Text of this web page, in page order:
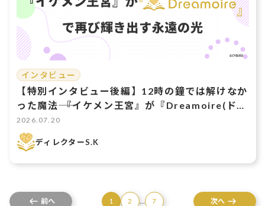
インタビュー
【特別インタビュー後編】12時の鐘では解けなか
った魔法―― 『イケメン王宮』が『Dreamoire(ドリ
モワ)』で再び輝き出す永遠の光
2026.07.20
ディレクターS.K
前へ 1 2 … 7 次へ